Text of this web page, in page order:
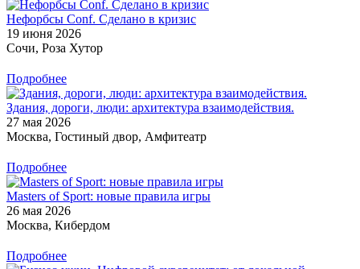
Нефорбсы Conf. Сделано в кризис
19 июня 2026
Сочи, Роза Хутор
Подробнее
Здания, дороги, люди: архитектура взаимодействия.
27 мая 2026
Москва, Гостиный двор, Амфитеатр
Подробнее
Masters of Sport: новые правила игры
26 мая 2026
Москва, Кибердом
Подробнее